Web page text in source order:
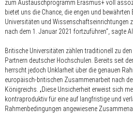
zum Austauschprogramm Erasmus+ voll
bietet uns die Chance, die engen und
Universitäten und Wissenschaftseinrichtungen
nach dem 1. Januar 2021 fortzuführen“, sagte
Britische Universitäten zählen traditionell zu
Partnern deutscher Hochschulen. Bereits seit
herrscht jedoch Unklarheit über die genauen
europäisch-britischen Zusammenarbeit nach
Königreichs. „Diese Unsicherheit erweist sich
kontraproduktiv für eine auf langfristige und
Rahmenbedingungen angewiesene